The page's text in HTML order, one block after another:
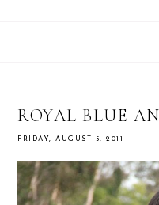
ROYAL BLUE
FRIDAY, AUGUST 5, 2011